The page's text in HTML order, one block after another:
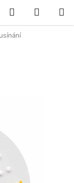
Hledat
KOŠÍK